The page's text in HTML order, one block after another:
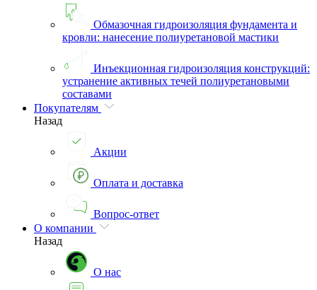
Обмазочная гидроизоляция фундамента и
кровли: нанесение полиуретановой мастики
Инъекционная гидроизоляция конструкций:
устранение активных течей полиуретановыми
составами
Покупателям
Назад
Акции
Оплата и доставка
Вопрос-ответ
О компании
Назад
О нас